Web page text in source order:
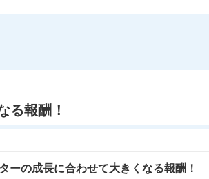
る報酬！
ーの成長に合わせて大きくなる報酬！